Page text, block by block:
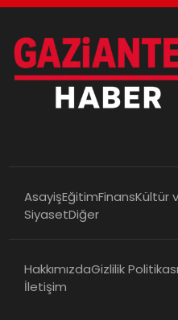
AsayişEğitimFinansKültür
SiyasetDiğer
HakkımızdaGizlilik Politikası
İletişim